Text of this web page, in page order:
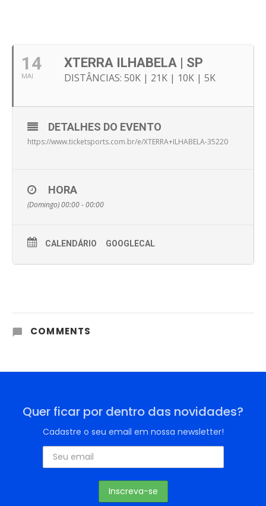
14
MAI
XTERRA ILHABELA | SP
DISTÂNCIAS: 50K | 21K | 10K | 5K
DETALHES DO EVENTO
https://www.ticketsports.com.br/e/XTERRA+ILHABELA-35220
HORA
(Domingo) 00:00 - 00:00
CALENDÁRIO GOOGLECAL
COMMENTS
Quer ficar por dentro das novidades?
Cadastre o seu email em nossa newsletter!